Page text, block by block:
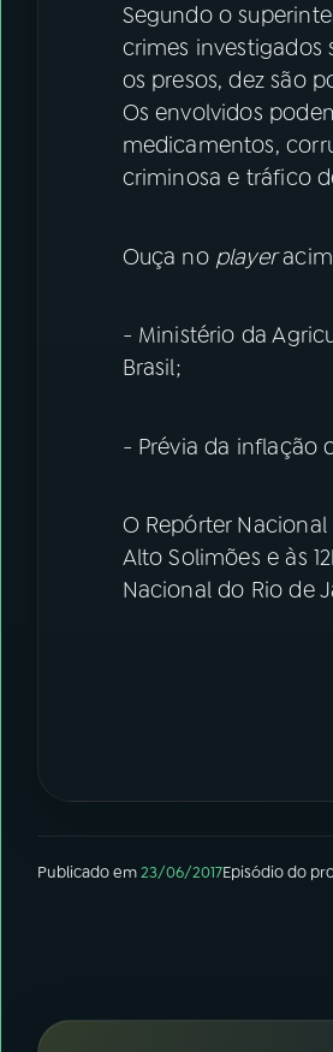
Segundo o
crimes
os presos, dez são
Os envolvidos
medicamentos,
criminosa e tráfico
Ouça no player
- Ministério da
Brasil;
- Prévia da inflação
O Repórter
Alto Solimões e às
Nacional do Rio de
Publicado em23/06/2017Episódiodo